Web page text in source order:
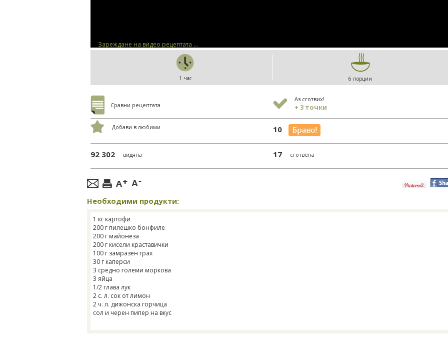
Зареждане на видео рецептата ...
1 час 6 порции
Сравни рецептата
Аз сготвих!
+ 3 точки
Добави в любими 10
92 302 видяна 17 сготвена
Необходими продукти:
1 кг картофи
200 г пилешко бонфиле
200 г майонеза
200 г кисели краставички
100 г замразен грах
30 г каперси
3 средно големи моркова
3 яйца
1/2 глава лук
2 с. л. сок от лимон
2 ч. л. дижонска горчица
сол и черен пипер на вкус